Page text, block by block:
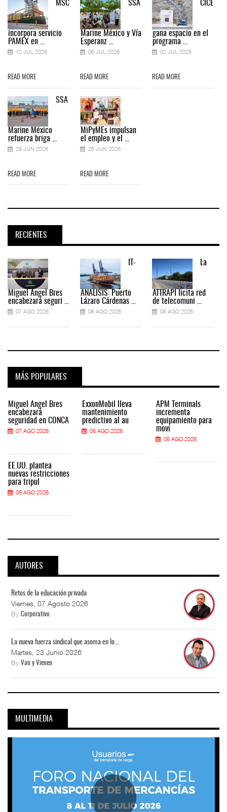
MSC
incorpora servicio
PAMEX en ...
12 JUL 2026
READ MORE
SSA
Marine México
refuerza briga ...
29 JUN 2026
READ MORE
SSA
Marine México y Vía
Esperanz ...
06 JUL 2026
READ MORE
MiPyMEs impulsan
el empleo y el ...
26 JUN 2026
READ MORE
CICE
gana espacio en el
programa ...
02 JUL 2026
READ MORE
RECIENTES
Miguel Ángel Bres
encabezará seguri ...
07 AGO 2026
IT-
ANÁLISIS: Puerto
Lázaro Cárdenas ...
06 AGO 2026
La
ATTRAPI licita red
de telecomuni ...
06 AGO 2026
MÁS POPULARES
Miguel Ángel Bres
encabezará
seguridad en CONCA
07 AGO 2026
EE.UU. plantea
nuevas restricciones
para tripul
05 AGO 2026
ExxonMobil lleva
mantenimiento
predictivo al au
05 AGO 2026
APM Terminals
incrementa
equipamiento para
movi
05 AGO 2026
AUTORES
Retos de la educación privada
Viernes, 07 Agosto 2026
By Corporativo
La nueva fuerza sindical que asoma en lo...
Martes, 23 Junio 2026
By Van y Vienen
MULTIMEDIA